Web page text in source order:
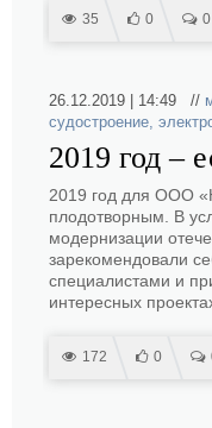
35 0 0
26.12.2019 | 14:49 //
судостроение,
2019 год –
2019 год для ООО
плодотворным. В
модернизации
зарекомендовали
специалистами и
интересных
172 0